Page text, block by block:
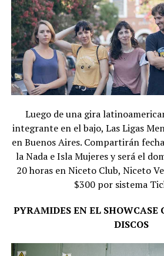
Luego de una gira
integrante en el bajo, Las Ligas
en Buenos Aires. Compartirán
la Nada e Isla Mujeres y será el
20 horas en Niceto Club, Niceto
$300 por sistema
PYRAMIDES EN EL SHOWCASE
DISCOS